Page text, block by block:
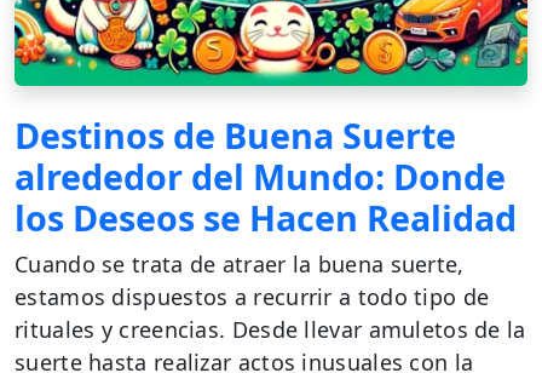
Destinos de Buena Suerte
alrededor del Mundo: Donde
los Deseos se Hacen Realidad
Cuando se trata de atraer la buena suerte,
estamos dispuestos a recurrir a todo tipo de
rituales y creencias. Desde llevar amuletos de la
suerte hasta realizar actos inusuales con la